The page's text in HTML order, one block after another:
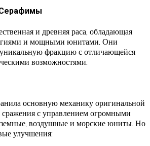
и древняя раса, обладающая
и мощными юнитами. Они
фракцию с отличающейся
возможностями.
основную механику оригинальной
с управлением огромными
воздушные и морские юниты. Но
улучшения: